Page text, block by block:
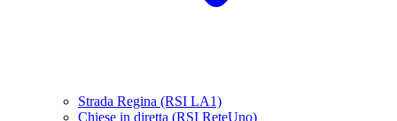
Strada Regina (RSI LA1)
Chiese in diretta (RSI ReteUno)